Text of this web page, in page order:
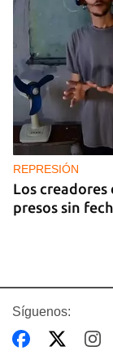
REPRESIÓN
Los creadores
presos sin
Síguenos: